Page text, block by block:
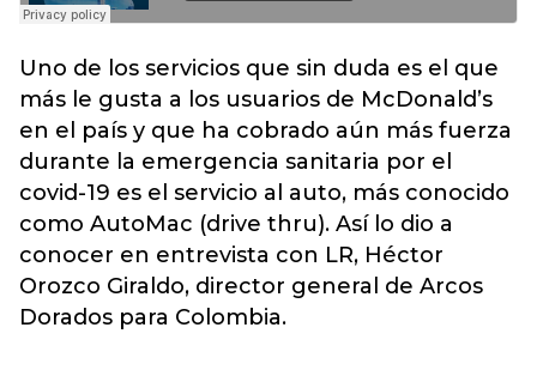
Uno de los servicios que sin duda es el que
más le gusta a los usuarios de McDonald’s
en el país y que ha cobrado aún más fuerza
durante la emergencia sanitaria por el
covid-19 es el servicio al auto, más conocido
como AutoMac (drive thru). Así lo dio a
conocer en entrevista con LR, Héctor
Orozco Giraldo, director general de Arcos
Dorados para Colombia.